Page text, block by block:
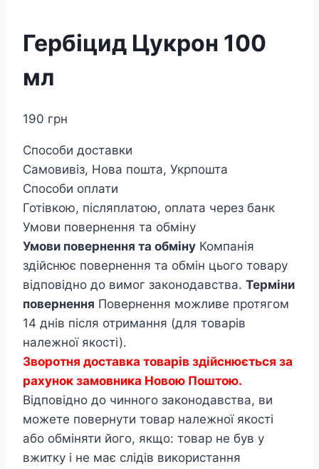
Гербіцид Цукрон 100
мл
190 грн
Способи доставки
Самовивіз, Нова пошта, Укрпошта
Способи оплати
Готівкою, післяплатою, оплата через банк
Умови повернення та обміну
Умови повернення та обміну Компанія
здійснює повернення та обмін цього товару
відповідно до вимог законодавства. Терміни
повернення Повернення можливе протягом
14 днів після отримання (для товарів
належної якості).
Зворотня доставка товарів здійснюється за
рахунок замовника Новою Поштою.
Відповідно до чинного законодавства, ви
можете повернути товар належної якості
або обміняти його, якщо: товар не був у
вжитку і не має слідів використання